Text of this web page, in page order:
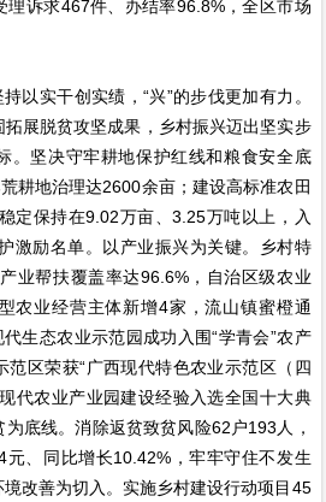
理诉求467件、办结率96.8%，全区市场
持以实干创实绩，“兴”的步伐更加有力。
展脱贫攻坚成果，乡村振兴迈出坚实步
。坚决守牢耕地保护红线和粮食安全底
耕地治理达2600余亩；建设高标准农田
定保持在9.02万亩、3.25万吨以上，入
激励名单。以产业振兴为关键。乡村特
业帮扶覆盖率达96.6%，自治区级农业
农业经营主体新增4家，流山镇蜜橙通
生态农业示范园成功入围“学青会”农产
范区荣获“广西现代特色农业示范区（四
代农业产业园建设经验入选全国十大典
底线。消除返贫致贫风险62户193人，
、同比增长10.42%，牢牢守住不发生
改善为切入。实施乡村建设行动项目45